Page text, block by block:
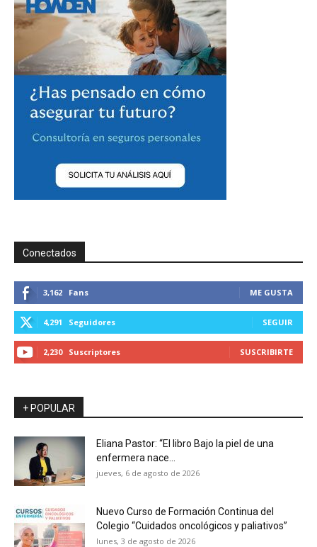
Conectados
3,162 Fans ME GUSTA
4,291 Seguidores SEGUIR
2,230 Suscriptores SUSCRIBIRTE
+ POPULAR
Eliana Pastor: “El libro Bajo la piel de una
enfermera nace...
jueves, 6 de agosto de 2026
Nuevo Curso de Formación Continua del
Colegio “Cuidados oncológicos y paliativos”
lunes, 3 de agosto de 2026